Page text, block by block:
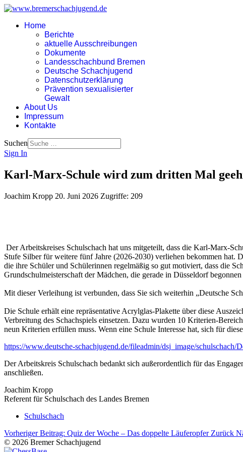
Home
Berichte
aktuelle Ausschreibungen
Dokumente
Landesschachbund Bremen
Deutsche Schachjugend
Datenschutzerklärung
Prävention sexualisierter
Gewalt
About Us
Impressum
Kontakte
Suchen
Sign In
Karl-Marx-Schule wird zum dritten Mal
Joachim Kropp 20. Juni 2026 Zugriffe: 209
Der Arbeitskreises Schulschach hat uns mitgeteilt, dass die Karl-Marx-
Stufe Silber für weitere fünf Jahre (2026-2030) verliehen bekommen
die ihre Schüler und Schülerinnen regelmäßig so gut motiviert, dass die
Grundschulmeisterschaft der Mädchen, die gerade in Düsseldorf begonnen
Mit dieser Verleihung ist verbunden, dass Sie sich weiterhin „Deutsche
Die Schule erhält eine repräsentative Acrylglas-Plakette über diese
Verbreitung des Schachspiels einsetzen. Dazu wurden 10 Kriterien-
neun Kriterien erfüllen muss. Wenn eine Schule Interesse hat, sich für
https://www.deutsche-schachjugend.de/fileadmin/dsj_image/
Der Arbeitskreis Schulschach bedankt sich außerordentlich für das
anschließen.
Joachim Kropp
Referent für Schulschach des Landes Bremen
Schulschach
Vorheriger Beitrag: Quiz der Woche – Das doppelte Läuferopfer Zurück
© 2026 Bremer Schachjugend